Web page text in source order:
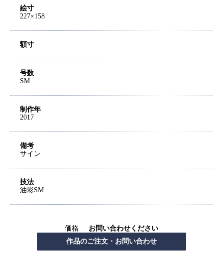
絵寸
227×158
額寸
号数
SM
制作年
2017
備考
サイン
技法
油彩SM
価格 お問い合わせください